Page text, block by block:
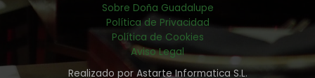
Sobre Doña Guadalupe
Política de Privacidad
Política de Cookies
Aviso Legal
Realizado por Astarte Informatica S.L.